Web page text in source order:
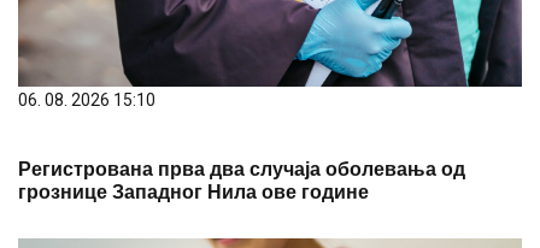
06. 08. 2026 19:45
Акција добровољног давања крви у Бановцима